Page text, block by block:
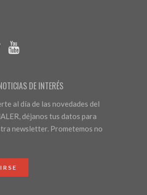
DE INTERÉS
al día de las novedades del
déjanos tus datos para
newsletter. Prometemos no